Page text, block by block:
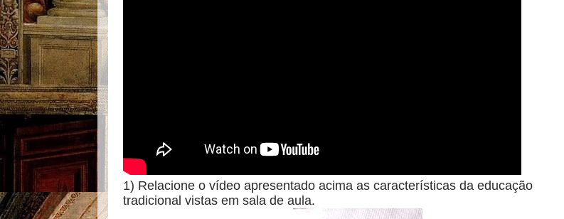
1) Relacione o vídeo apresentado acima as características da educação
tradicional vistas em sala de aula.